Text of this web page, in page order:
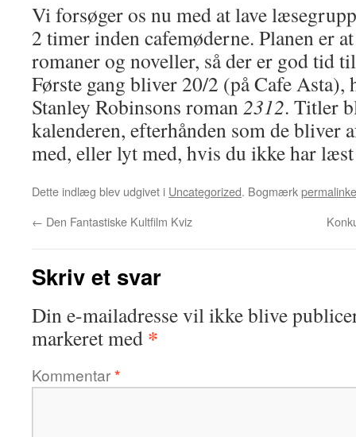
Vi forsøger os nu med at lave
2 timer inden cafemøderne. Planen er
romaner og noveller, så der er god tid
Første gang bliver 20/2 (på Cafe Asta),
Stanley Robinsons roman2312. Titler
kalenderen, efterhånden som de bliver
med, eller lyt med, hvis du ikke har
Dette indlæg blev udgivet i Uncategorized. Bogmærk
← Den Fantastiske Kultfilm Kviz
Skriv et svar
Din e-mailadresse vil ikke blive
markeret med *
Kommentar*